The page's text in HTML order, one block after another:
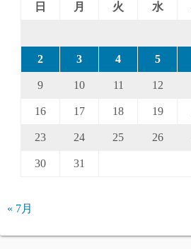
日
月 火 水
2 3 4 5
9 10 11 12
16 17 18 19
23 24 25 26
30 31
« 7月